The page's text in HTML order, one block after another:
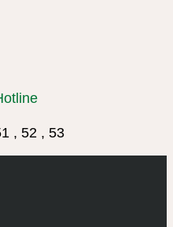
, 52 , 53